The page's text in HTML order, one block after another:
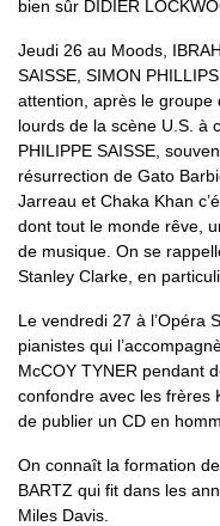
bien sûr DIDIER
Jeudi 26 au Moods,
SAISSE, SIMON
attention, après le groupe
lourds de la scène U.S. à
PHILIPPE SAISSE,
résurrection de Gato
Jarreau et Chaka Khan
dont tout le monde rêve,
de musique. On se
Stanley Clarke, en
Le vendredi 27 à l’Opéra
pianistes qui
McCOY TYNER pendant
confondre avec les frères
de publier un CD en
On connaît la formation
BARTZ qui fit dans les
Miles Davis.